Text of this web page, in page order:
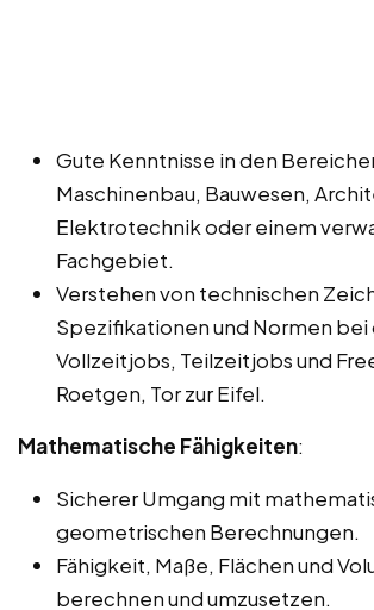
Gute Kenntnisse in den
Maschinenbau, Bauwesen,
Elektrotechnik oder einem
Fachgebiet.
Verstehen von technischen
Spezifikationen und Normen bei
Vollzeitjobs, Teilzeitjobs und
Roetgen, Tor zur Eifel.
Mathematische Fähigkeiten:
Sicherer Umgang mit
geometrischen Berechnungen.
Fähigkeit, Maße, Flächen und
berechnen und umzusetzen.